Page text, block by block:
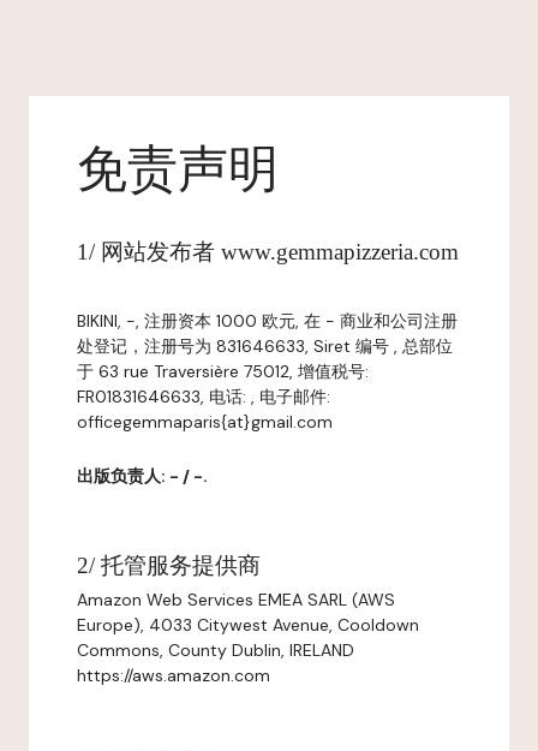
免责声明
1/ 网站发布者 www.gemmapizzeria.com
BIKINI, -, 注册资本 1000 欧元, 在 - 商业和公司注册
处登记，注册号为 831646633, Siret 编号 , 总部位
于 63 rue Traversière 75012, 增值税号:
FR01831646633, 电话: , 电子邮件:
officegemmaparis{at}gmail.com
出版负责人: - / -.
2/ 托管服务提供商
Amazon Web Services EMEA SARL (AWS
Europe), 4033 Citywest Avenue, Cooldown
Commons, County Dublin, IRELAND
https://aws.amazon.com